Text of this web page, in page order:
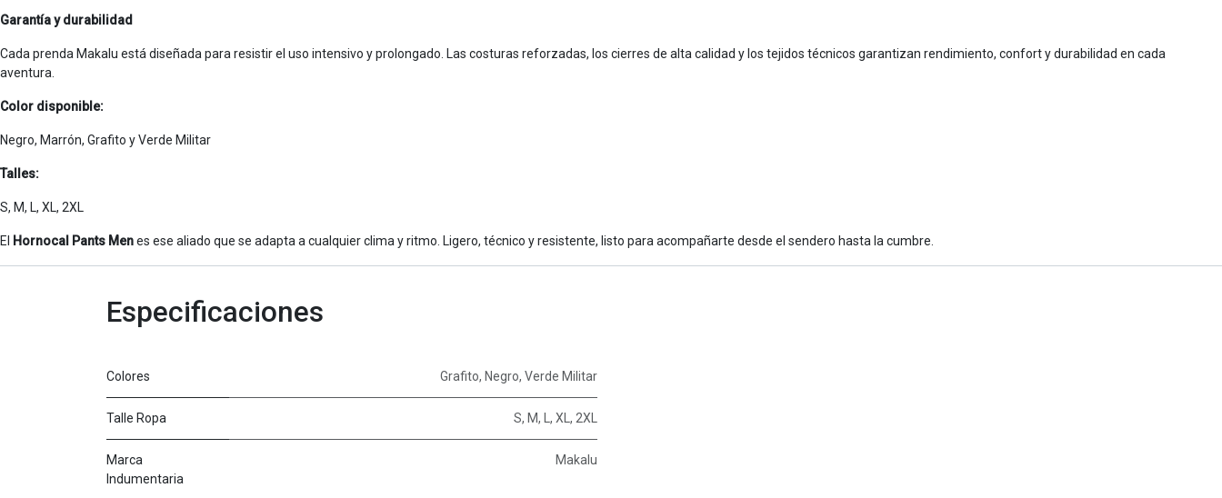
Garantía y durabilidad
Cada prenda Makalu está diseñada para resistir el uso intensivo y prolongado. Las costuras reforzadas, los cierres de alta calidad y los tejidos técnicos garantizan rendimiento, confort y durabilidad en cada
aventura.
Color disponible:
Negro, Marrón, Grafito y Verde Militar
Talles:
S, M, L, XL, 2XL
El Hornocal Pants Menes ese aliado que se adapta a cualquier clima y ritmo. Ligero, técnico y resistente, listo para acompañarte desde el sendero hasta la cumbre.
Especificaciones
Colores Grafito, Negro, Verde Militar
Talle Ropa S, M, L, XL, 2XL
Marca
Indumentaria
Makalu